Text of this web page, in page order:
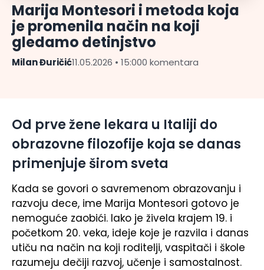
Marija Montesori i metoda koja
je promenila način na koji
gledamo detinjstvo
Milan Đuričić11.05.2026 • 15:000 komentara
Od prve žene lekara u Italiji do
obrazovne filozofije koja se danas
primenjuje širom sveta
Kada se govori o savremenom obrazovanju i
razvoju dece, ime Marija Montesori gotovo je
nemoguće zaobići. Iako je živela krajem 19. i
početkom 20. veka, ideje koje je razvila i danas
utiču na način na koji roditelji, vaspitači i škole
razumeju dečiji razvoj, učenje i samostalnost.